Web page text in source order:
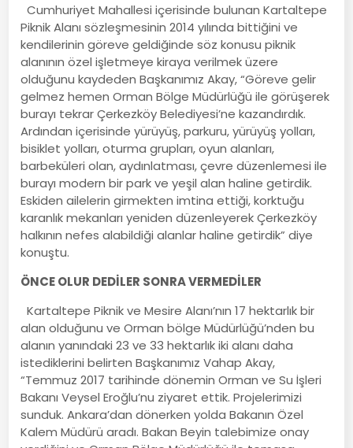
Cumhuriyet Mahallesi içerisinde bulunan Kartaltepe
Piknik Alanı sözleşmesinin 2014 yılında bittiğini ve
kendilerinin göreve geldiğinde söz konusu piknik
alanının özel işletmeye kiraya verilmek üzere
olduğunu kaydeden Başkanımız Akay, “Göreve gelir
gelmez hemen Orman Bölge Müdürlüğü ile görüşerek
burayı tekrar Çerkezköy Belediyesi’ne kazandırdık.
Ardından içerisinde yürüyüş, parkuru, yürüyüş yolları,
bisiklet yolları, oturma grupları, oyun alanları,
barbeküleri olan, aydınlatması, çevre düzenlemesi ile
burayı modern bir park ve yeşil alan haline getirdik.
Eskiden ailelerin girmekten imtina ettiği, korktuğu
karanlık mekanları yeniden düzenleyerek Çerkezköy
halkının nefes alabildiği alanlar haline getirdik” diye
konuştu.
ÖNCE OLUR DEDİLER SONRA VERMEDİLER
Kartaltepe Piknik ve Mesire Alanı’nın 17 hektarlık bir
alan olduğunu ve Orman bölge Müdürlüğü’nden bu
alanın yanındaki 23 ve 33 hektarlık iki alanı daha
istediklerini belirten Başkanımız Vahap Akay,
“Temmuz 2017 tarihinde dönemin Orman ve Su İşleri
Bakanı Veysel Eroğlu’nu ziyaret ettik. Projelerimizi
sunduk. Ankara’dan dönerken yolda Bakanın Özel
Kalem Müdürü aradı. Bakan Beyin talebimize onay